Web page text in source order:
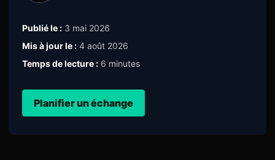
Publié le : 3 mai 2026
Mis à jour le : 4 août 2026
Temps de lecture : 6 minutes
Planifier un échange